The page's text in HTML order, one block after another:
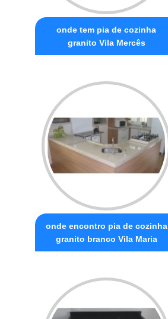
onde tem pia de cozinha
granito Vila Mercês
onde encontro pia de cozinha
granito branco Vila Maria